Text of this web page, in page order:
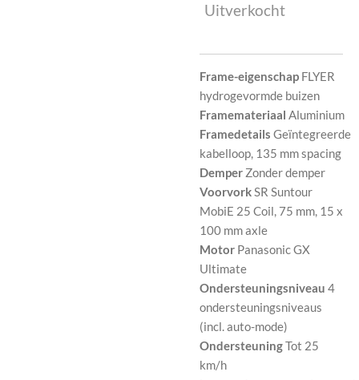
Uitverkocht
Frame-eigenschap FLYER
hydrogevormde buizen
Framemateriaal Aluminium
Framedetails Geïntegreerde
kabelloop, 135 mm spacing
Demper Zonder demper
VoorvorkSR Suntour
MobiE 25 Coil, 75 mm, 15 x
100 mm axle
Motor Panasonic GX
Ultimate
Ondersteuningsniveau 4
ondersteuningsniveaus
(incl. auto-mode)
OndersteuningTot 25
km/h